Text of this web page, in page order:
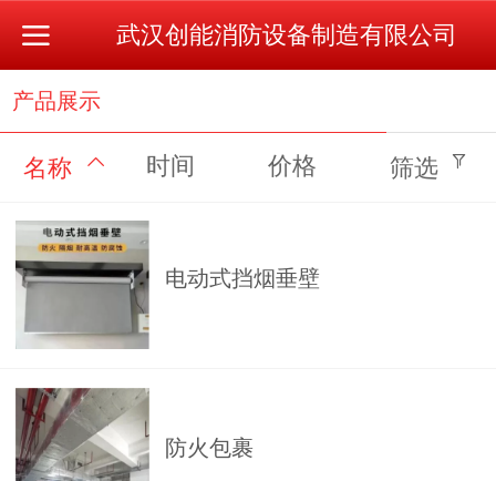
武汉创能消防设备制造有限公司
产品展示
名称 时间 价格 筛选
电动式挡烟垂壁
防火包裹